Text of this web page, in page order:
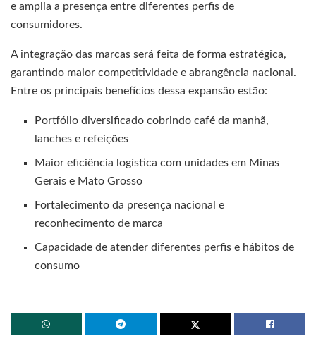
e amplia a presença entre diferentes perfis de
consumidores.
A integração das marcas será feita de forma estratégica,
garantindo maior competitividade e abrangência nacional.
Entre os principais benefícios dessa expansão estão:
Portfólio diversificado cobrindo café da manhã,
lanches e refeições
Maior eficiência logística com unidades em Minas
Gerais e Mato Grosso
Fortalecimento da presença nacional e
reconhecimento de marca
Capacidade de atender diferentes perfis e hábitos de
consumo